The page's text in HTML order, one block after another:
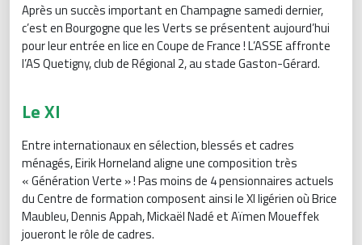
Après un succès important en Champagne samedi dernier,
c’est en Bourgogne que les Verts se présentent aujourd’hui
pour leur entrée en lice en Coupe de France ! L’ASSE affronte
l’AS Quetigny, club de Régional 2, au stade Gaston-Gérard.
Le XI
Entre internationaux en sélection, blessés et cadres
ménagés, Eirik Horneland aligne une composition très
« Génération Verte » ! Pas moins de 4 pensionnaires actuels
du Centre de formation composent ainsi le XI ligérien où Brice
Maubleu, Dennis Appah, Mickaël Nadé et Aïmen Moueffek
joueront le rôle de cadres.